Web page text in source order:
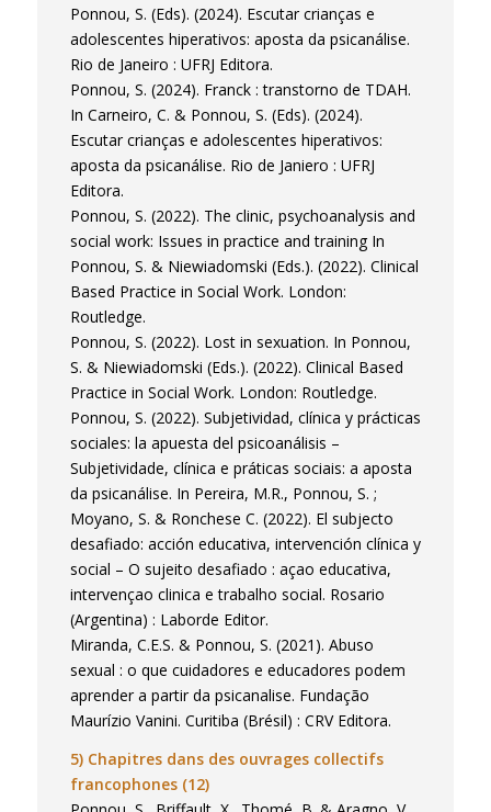
Ponnou, S. (Eds). (2024). Escutar crianças e
adolescentes hiperativos: aposta da psicanálise.
Rio de Janeiro : UFRJ Editora.
Ponnou, S. (2024). Franck : transtorno de TDAH.
In Carneiro, C. & Ponnou, S. (Eds). (2024).
Escutar crianças e adolescentes hiperativos:
aposta da psicanálise. Rio de Janiero : UFRJ
Editora.
Ponnou, S. (2022). The clinic, psychoanalysis and
social work: Issues in practice and training In
Ponnou, S. & Niewiadomski (Eds.). (2022). Clinical
Based Practice in Social Work. London:
Routledge.
Ponnou, S. (2022). Lost in sexuation. In Ponnou,
S. & Niewiadomski (Eds.). (2022). Clinical Based
Practice in Social Work. London: Routledge.
Ponnou, S. (2022). Subjetividad, clínica y prácticas
sociales: la apuesta del psicoanálisis –
Subjetividade, clínica e práticas sociais: a aposta
da psicanálise. In Pereira, M.R., Ponnou, S. ;
Moyano, S. & Ronchese C. (2022). El subjecto
desafiado: acción educativa, intervención clínica y
social – O sujeito desafiado : açao educativa,
intervençao clinica e trabalho social. Rosario
(Argentina) : Laborde Editor.
Miranda, C.E.S. & Ponnou, S. (2021). Abuso
sexual : o que cuidadores e educadores podem
aprender a partir da psicanalise. Fundação
Maurízio Vanini. Curitiba (Brésil) : CRV Editora.
5) Chapitres dans des ouvrages collectifs
francophones (12)